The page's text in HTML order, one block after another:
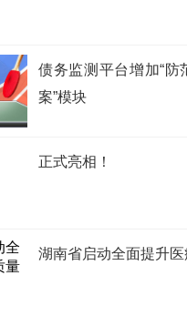
债务监测平台增加“防
案”模块
正式亮相！
湖南省启动全面提升